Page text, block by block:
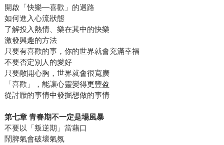
開啟「快樂—喜歡」的迴路
如何進入心流狀態
了解投入熱情、樂在其中的快樂
激發興趣的方法
只要有喜歡的事，你的世界就會充滿幸福
不要否定別人的愛好
只要敞開心胸，世界就會很寬廣
「喜歡」，能讓心靈變得更豐盈
從討厭的事情中發掘想做的事情
第七章 青春期不一定是場風暴
不要以「叛逆期」當藉口
鬧脾氣會破壞氣氛